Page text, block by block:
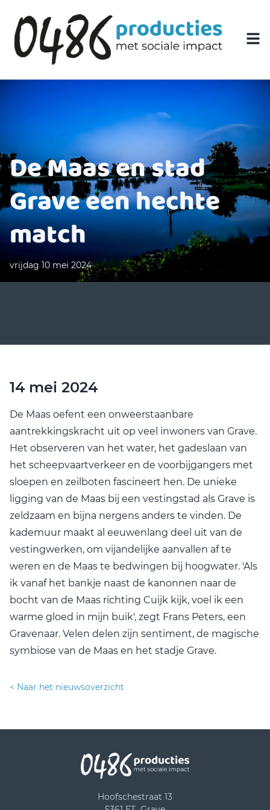
De Maas en stad
Grave een hechte
match
vrijdag 10 mei 2024
14 mei 2024
De Maas oefent een onweerstaanbare
aantrekkingskracht uit op veel inwoners van Grave.
Het observeren van het water, het gadeslaan van
het scheepvaartverkeer en de voorbijgangers met
sloepen en zeilboten fascineert hen. De unieke
ligging van de Maas bij een vestingstad als Grave is
zeldzaam en bijna nergens anders te vinden. De
kademuur maakt al eeuwenlang deel uit van de
vestingwerken, om vijandelijke aanvallen af te
weren en de Maas te bedwingen bij hoogwater. 'Als
ik vanaf het bankje naast de kanonnen naar de
bocht van de Maas richting Cuijk kijk, voel ik een
warme gloed in mijn buik', zegt Frans Peters, een
Gravenaar. Velen delen zijn sentiment, de magische
symbiose van de Maas en het stadje Grave.
< Naar het nieuwsoverzicht
Hoofschestraat 13